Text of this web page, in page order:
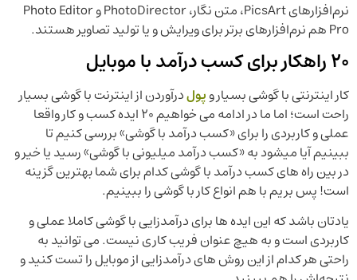
نرم‌افزارهای PicsArt، متن نگار، PhotoDirector و Photo Editor
Pro هم نرم‌افزارهای برتر برای ویرایش و یا تولید تصاویر هستند.
20 راهکار برای کسب درآمد با موبایل
کار اینترنتی با گوشی بسیار وپولدرآوردن از اینترنت با گوشی بسیار
راحت است؛ اما ما در ادامه می خواهیم 20 ایده کسب و کار واقعا
عملی و کاربردی را برای «کسب درآمد با گوشی» بررسی کنیم تا
ببینیم آیا میشود به «کسب درآمد میلیونی با گوشی» رسید یا خیر و
در بین راه های کسب درآمد با گوشی کدام برای شما بهترین گزینه
است! پس بریم با هم انواع کار با گوشی را ببینیم.
یادتان باشد که این ایده ها برای درآمدزایی با گوشی کاملا عملی و
کاربردی است و به هیچ عنوان فریب کاری نیست. می توانید به
راحتی هر کدام از این روش‌ های درآمدزایی از موبایل را تست کنید و